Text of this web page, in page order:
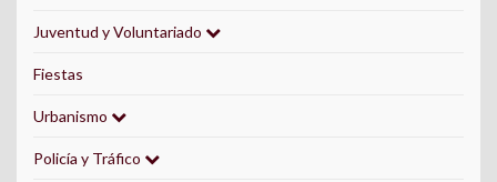
Juventud y Voluntariado
Fiestas
Urbanismo
Policía y Tráfico